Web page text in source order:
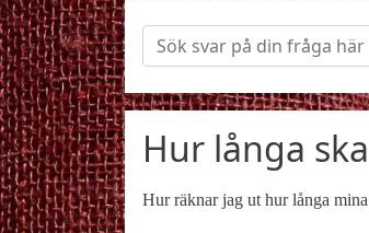
Hur långa
Hur räknar jag ut hur långa